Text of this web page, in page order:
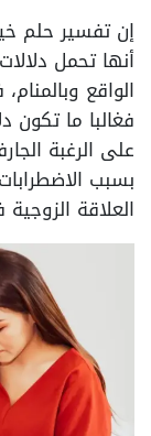
إن تفسير حلم
أنها تحمل
الواقع
فغالبا ما تكون
على الرغبة
بسبب
العلاقة